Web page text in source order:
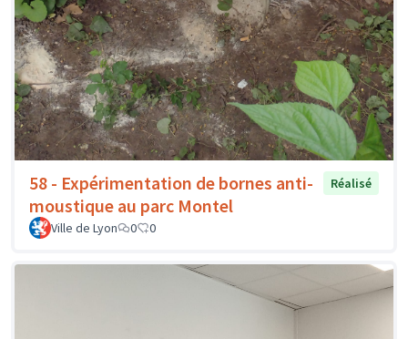
58 - Expérimentation de bornes anti-
moustique au parc Montel
Réalisé
Ville de Lyon 0 0